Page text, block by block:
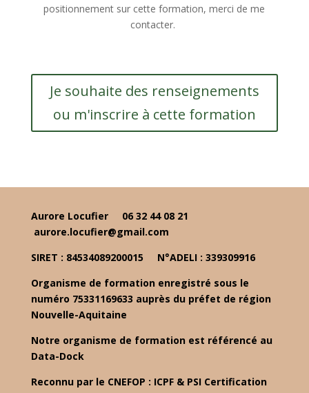
positionnement sur cette formation, merci de me
contacter.
Je souhaite des renseignements
ou m'inscrire à cette formation
Aurore Locufier 06 32 44 08 21
aurore.locufier@gmail.com
SIRET : 84534089200015
N°ADELI : 339309916
Organisme de formation enregistré sous le
numéro 75331169633 auprès du préfet de région
Nouvelle-Aquitaine
Notre organisme de formation est référencé au
Data-Dock
Reconnu par le CNEFOP : ICPF & PSI Certification